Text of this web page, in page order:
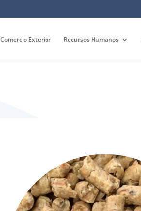
Comercio Exterior Recursos Humanos